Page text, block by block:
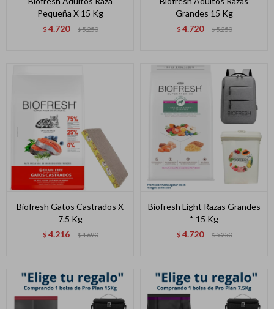
Pequeña X 15 Kg
$ 4.720 $5.250
Grandes 15 Kg
$ 4.720 $5.250
Biofresh Gatos Castrados X
7.5 Kg
$ 4.216 $4.690
Biofresh Light Razas Grandes
* 15 Kg
$ 4.720 $5.250